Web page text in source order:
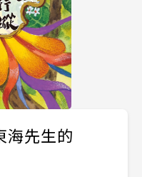
海先生的